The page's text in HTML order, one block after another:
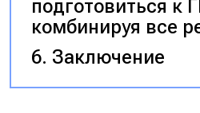
подготовиться к
комбинируя все
Заключение